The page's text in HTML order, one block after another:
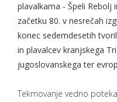
plavalkama - Špeli Rebolj
začetku 80. v nesrečah
konec sedemdesetih
in plavalcev kranjskega
jugoslovanskega ter
Tekmovanje vedno